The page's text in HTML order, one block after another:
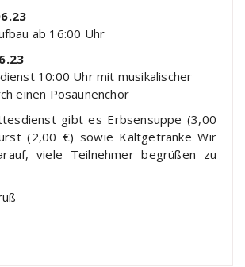
ab 16:00 Uhr
10:00 Uhr mit musikalischer
einen Posaunenchor
gibt es Erbsensuppe (3,00
(2,00 €) sowie Kaltgetränke Wir
viele Teilnehmer begrüßen zu